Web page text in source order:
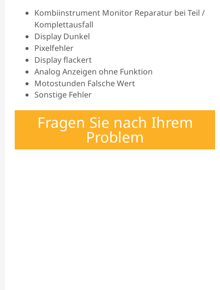
Kombiinstrument Monitor Reparatur bei Teil /
Komplettausfall
Display Dunkel
Pixelfehler
Display flackert
Analog Anzeigen ohne Funktion
Motostunden Falsche Wert
Sonstige Fehler
Fragen Sie nach Ihrem
Problem